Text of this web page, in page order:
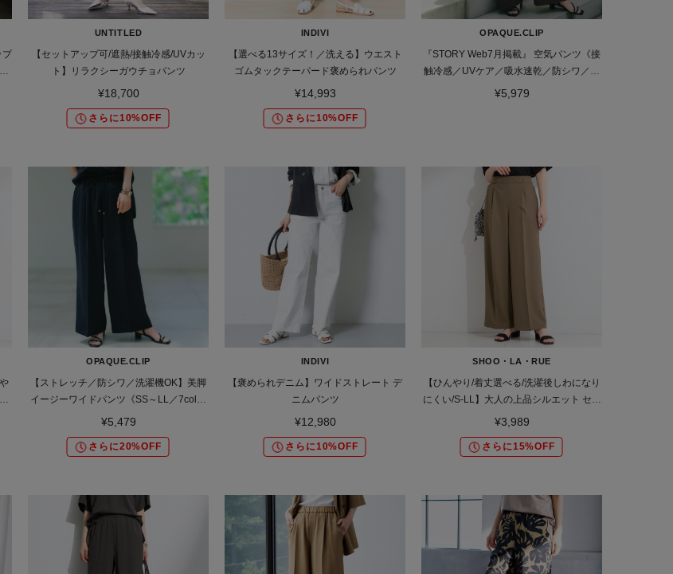
プ
UNTITLED
【セットアップ可/遮熱/接触冷感/UVカッ
ト】リラクシーガウチョパンツ
¥18,700
さらに10%OFF
INDIVI
【選べる13サイズ！／洗える】ウエスト
ゴムタックテーパード褒められパンツ
¥14,993
さらに10%OFF
OPAQUE.CLIP
『STORY Web7月掲載』 空気パンツ《接
触冷感／UVケア／吸水速乾／防シワ／洗
濯機OK》
¥5,979
OPAQUE.CLIP
【ストレッチ／防シワ／洗濯機OK】美脚
イージーワイドパンツ《SS～LL／7col／
セットアップ可／丈が選べる》
¥5,479
さらに20%OFF
INDIVI
【褒められデニム】ワイドストレート デ
ニムパンツ
¥12,980
さらに10%OFF
SHOO・LA・RUE
【ひんやり/着丈選べる/洗濯後しわになり
にくい/S-LL】大人の上品シルエット セン
タープレスタックワイドパンツ
¥3,989
さらに15%OFF